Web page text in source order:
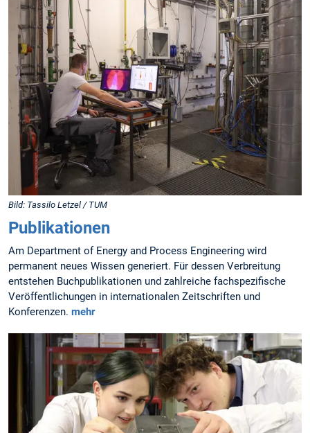
Bild: Tassilo Letzel / TUM
Publikationen
Am Department of Energy and Process Engineering wird
permanent neues Wissen generiert. Für dessen Verbreitung
entstehen Buchpublikationen und zahlreiche fachspezifische
Veröffentlichungen in internationalen Zeitschriften und
Konferenzen. mehr